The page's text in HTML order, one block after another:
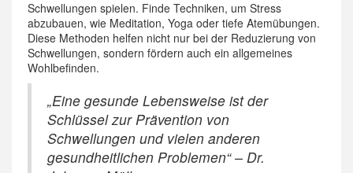
Schwellungen spielen. Finde Techniken, um Stress
abzubauen, wie Meditation, Yoga oder tiefe Atemübungen.
Diese Methoden helfen nicht nur bei der Reduzierung von
Schwellungen, sondern fördern auch ein allgemeines
Wohlbefinden.
„Eine gesunde Lebensweise ist der
Schlüssel zur Prävention von
Schwellungen und vielen anderen
gesundheitlichen Problemen“ – Dr.